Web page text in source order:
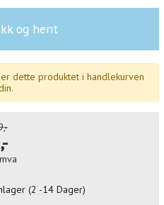
og hent
dette produktet i handlekurven
(2 -14 Dager)